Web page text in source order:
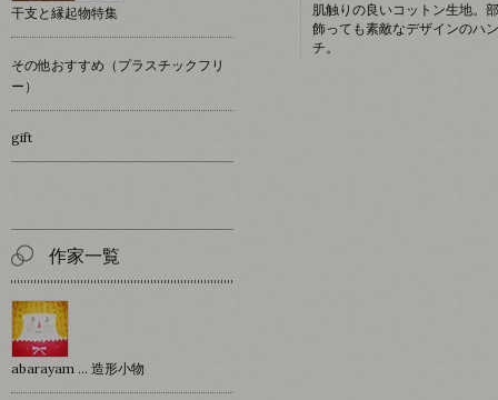
肌触りの良いコットン生地。
飾っても素敵なデザインのハ
チ。
干支と縁起物特集
その他おすすめ（プラスチックフリ
ー）
gift
作家一覧
abarayam … 造形小物